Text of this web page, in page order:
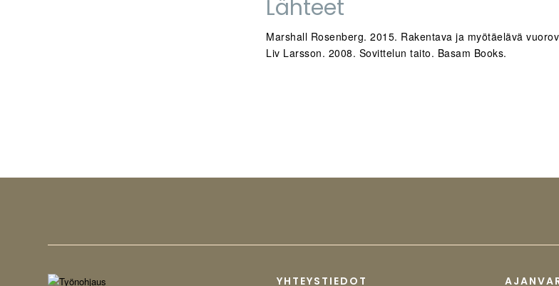
Lähteet
Marshall Rosenberg. 2015. Rakentava ja myötäelävä
Liv Larsson. 2008. Sovittelun taito. Basam Books.
YHTEYSTIEDOT